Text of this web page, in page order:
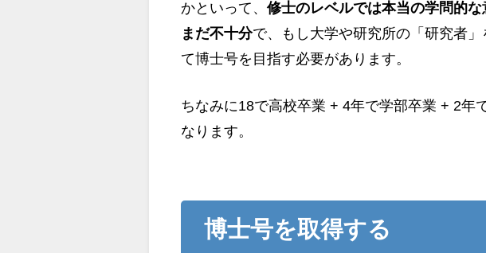
かといって、修士のレベルでは本当の学問的
まだ不十分で、もし大学や研究所の「研究者
て博士号を目指す必要があります。
ちなみに18で高校卒業 + 4年で学部卒業 + 2年
なります。
博士号を取得する